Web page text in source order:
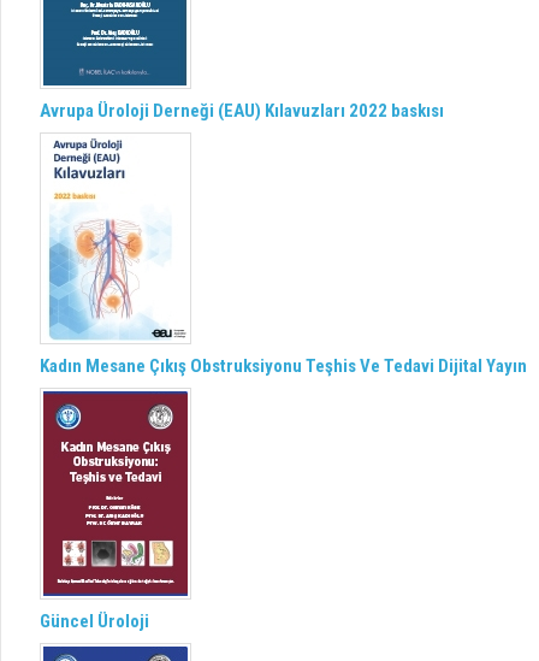
Avrupa Üroloji Derneği (EAU) Kılavuzları 2022 baskısı
Kadın Mesane Çıkış Obstruksiyonu Teşhis Ve Tedavi Dijital Yayın
Güncel Üroloji